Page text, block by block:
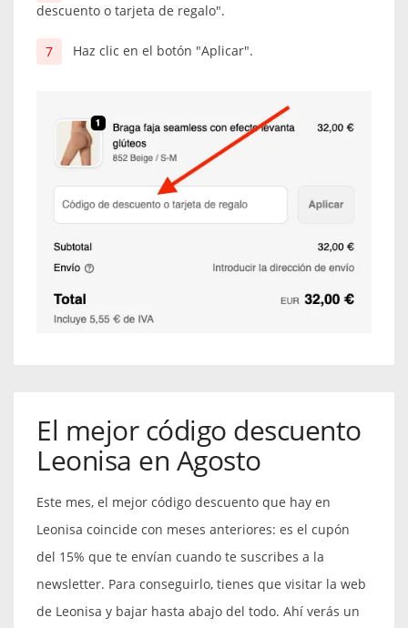
descuento o tarjeta de regalo".
Haz clic en el botón "Aplicar".
El mejor código descuento
Leonisa en Agosto
Este mes, el mejor código descuento que hay en
Leonisa coincide con meses anteriores: es el cupón
del 15% que te envían cuando te suscribes a la
newsletter. Para conseguirlo, tienes que visitar la web
de Leonisa y bajar hasta abajo del todo. Ahí verás un